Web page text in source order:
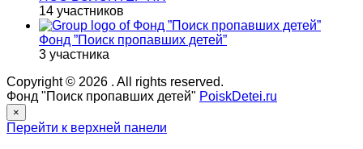
14 участников
Фонд ”Поиск пропавших детей”
3 участника
Copyright © 2026 . All rights reserved.
Фонд "Поиск пропавших детей" PoiskDetei.ru
×
Перейти к верхней панели